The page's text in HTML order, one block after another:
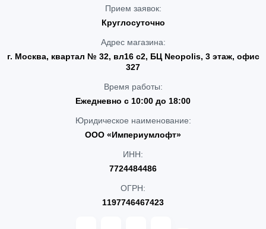
Прием заявок:
Круглосуточно
Адрес магазина:
г. Москва, квартал № 32, вл16 с2, БЦ Neopolis, 3 этаж, офис
327
Время работы:
Ежедневно с 10:00 до 18:00
Юридическое наименование:
ООО «Империумлофт»
ИНН:
7724484486
ОГРН:
1197746467423